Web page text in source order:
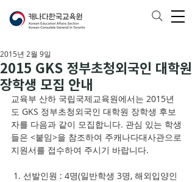
2015 GKS 정부초청외국인 대학원
장학생 모집 안내
2015년 2월 9일
교육부 산하 국립국제교육원에서는 2015년
도 GKS 정부초청외국인 대학원 장학생 후보
자를 다음과 같이 모집합니다. 관심 있는 학생
들은 <붙임>을 참조하여 주캐나다대사관으로
지원서를 접수하여 주시기 바랍니다.